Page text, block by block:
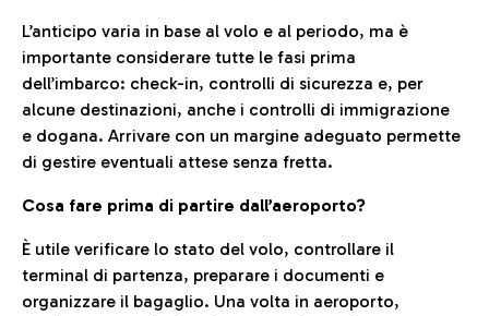
L’anticipo varia in base al volo e al periodo, ma è
importante considerare tutte le fasi prima
dell’imbarco: check-in, controlli di sicurezza e, per
alcune destinazioni, anche i controlli di immigrazione
e dogana. Arrivare con un margine adeguato permette
di gestire eventuali attese senza fretta.
Cosa fare prima di partire dall’aeroporto?
È utile verificare lo stato del volo, controllare il
terminal di partenza, preparare i documenti e
organizzare il bagaglio. Una volta in aeroporto,